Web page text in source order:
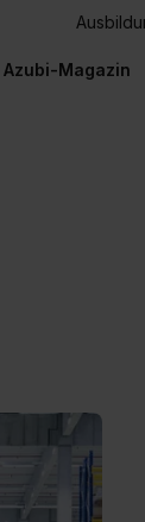
Azubi-Magazin